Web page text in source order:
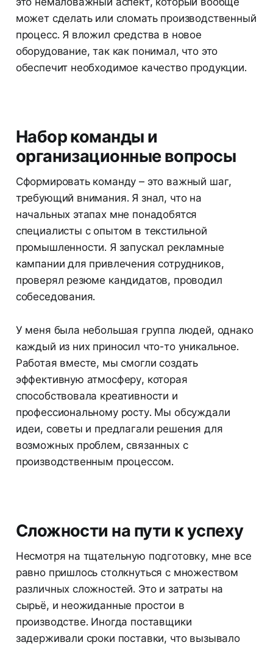
может сделать или сломать производственный
процесс. Я вложил средства в новое
оборудование, так как понимал, что это
обеспечит необходимое качество продукции.
Набор команды и
организационные вопросы
Сформировать команду – это важный шаг,
требующий внимания. Я знал, что на
начальных этапах мне понадобятся
специалисты с опытом в текстильной
промышленности. Я запускал рекламные
кампании для привлечения сотрудников,
проверял резюме кандидатов, проводил
собеседования.
У меня была небольшая группа людей, однако
каждый из них приносил что-то уникальное.
Работая вместе, мы смогли создать
эффективную атмосферу, которая
способствовала креативности и
профессиональному росту. Мы обсуждали
идеи, советы и предлагали решения для
возможных проблем, связанных с
производственным процессом.
Сложности на пути к успеху
Несмотря на тщательную подготовку, мне все
равно пришлось столкнуться с множеством
различных сложностей. Это и затраты на
сырьё, и неожиданные простои в
производстве. Иногда поставщики
задерживали сроки поставки, что вызывало